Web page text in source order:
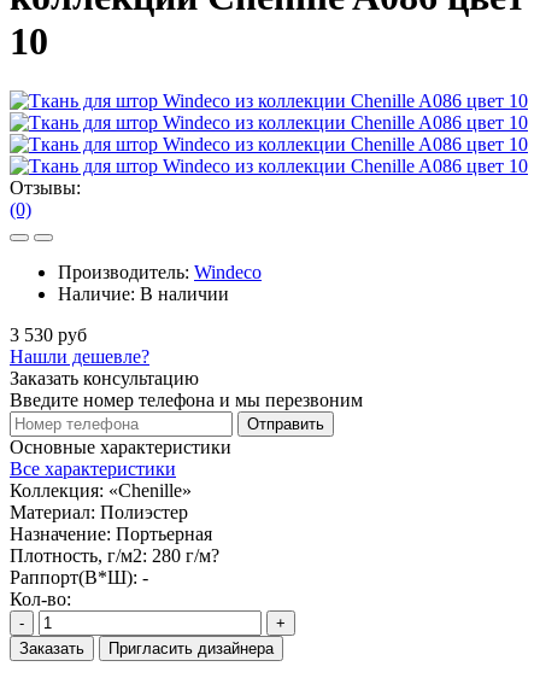
10
Отзывы:
(0)
Производитель: Windeco
Наличие: В наличии
3 530 руб
Нашли дешевле?
Заказать консультацию
Введите номер телефона и мы перезвоним
Отправить
Основные характеристики
Все характеристики
Коллекция: «Chenille»
Материал: Полиэстер
Назначение: Портьерная
Плотность, г/м2: 280 г/м?
Раппорт(В*Ш): -
Кол-во:
-
+
Заказать
Пригласить дизайнера